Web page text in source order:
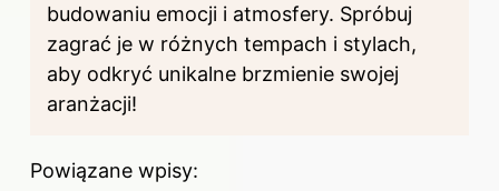
budowaniu emocji i atmosfery. Spróbuj
zagrać je w różnych tempach i stylach,
aby odkryć unikalne brzmienie swojej
aranżacji!
Powiązane wpisy: